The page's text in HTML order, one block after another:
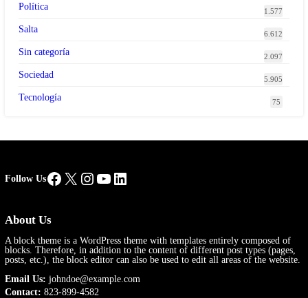
Política 1.577
Salta 6.612
Sin categoría 2.097
Sociedad 5.905
Tecnología 75
Follow UsFacebook
X Instagram
YouTube
LinkedIn
About Us
A block theme is a WordPress theme with templates entirely composed of
blocks. Therefore, in addition to the content of different post types (pages,
posts, etc.), the block editor can also be used to edit all areas of the website.
Email Us: johndoe@example.com
Contact: 823-899-4582